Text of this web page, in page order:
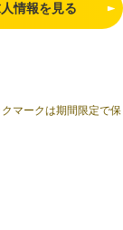
情報を見る
マークは期間限定で保